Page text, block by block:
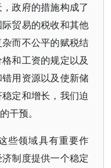
政府的措施构成了
贸易的税收和其他
而不公平的赋税结
和工资的规定以及
用资源以及使新储
定和增长，我们迫
干预。
些领域具有重要作
制度提供一个稳定